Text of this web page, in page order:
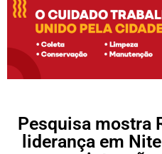
Pesquisa mostra
liderança em